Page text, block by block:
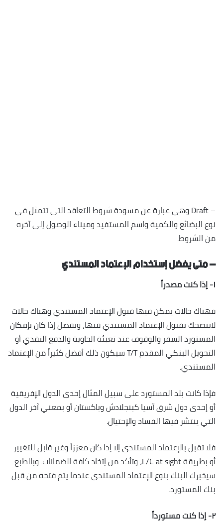
– Draft وهي عبارة عن مسودة شروط التعاقد التي تتمثل في
نوع البضائع والكمية واسم المستفيد وميناء الوصول إلى آخره
من الشروط.
– متى يفضل إستخدام الإعتماد المستندي
١- إذا كنت مصدراً
فهناك حالات يمكن فيها قبول الإعتماد المستندي وهناك حالات
لاننصحك بقبول الإعتماد المستندي فيها، ويفضل إذا كان بإمكان
المستورد السفر والوقوف عند تعبئة الحاوية والدفع النقدي أو
التحويل البنكي المقدم T/T سيكون ذلك أفضل كثيراً من الإعتماد
المستندي.
فإذا كانت بلد المستورد على سبيل المثال إحدى الدول الإفريقية
أو إحدى دول شرق آسيا كبنجلادش وباكستان أو بمعني آخر الدول
التي ينتشر فيها الفساد والإحتيال.
فلا تقبل بالإعتماد المستندي إلا إذا كان معززاً وغير قابل للتغيير
أو بطريقة L/C at sight، وتأكد من إتخاذ كافة الضمانات.
وبالطبع
سيخبرك البنك بنوع الإعتماد المستندي عندما يتم فتحه من قبل
بنك المستورد.
٢- إذا كنت مستورداً